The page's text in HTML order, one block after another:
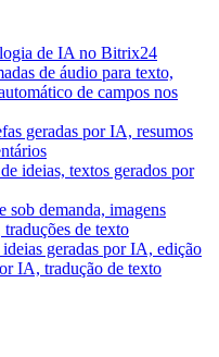
de IA no Bitrix24
de áudio para texto,
de campos nos
geradas por IA, resumos
ideias, textos gerados por
sob demanda, imagens
de texto
geradas por IA, edição
IA, tradução de texto